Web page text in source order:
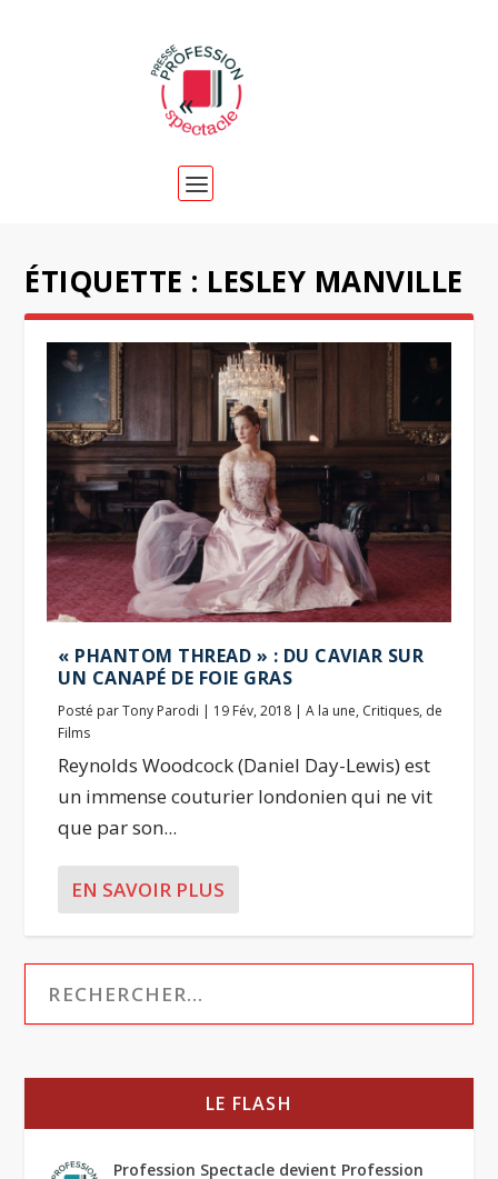
ÉTIQUETTE : LESLEY MANVILLE
« PHANTOM THREAD » : DU CAVIAR SUR
UN CANAPÉ DE FOIE GRAS
Posté parTony Parodi | 19 Fév, 2018 |A la une, Critiques, de
Films
Reynolds Woodcock (Daniel Day-Lewis) est
un immense couturier londonien qui ne vit
que par son...
EN SAVOIR PLUS
LE FLASH
Profession Spectacle devient Profession